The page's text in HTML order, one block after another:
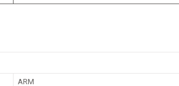
ARM